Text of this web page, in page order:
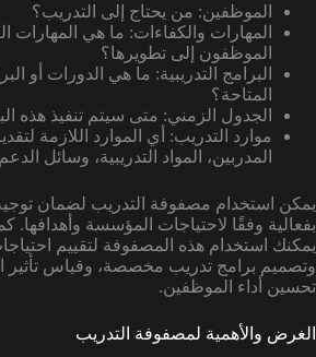
الموظفين: من يحتاج إلى التدريب؟
المهارات والكفاءات: ما هي المهارات
الموظفون إلى تطويرها؟
البرامج التدريبية: ما هي الدورات أو
المتاحة؟
الجدول الزمني: متى سيتم تنفيذ هذه
موارد التدريب: أي الموارد اللازمة
المدربين، المواد التدريبية، وسائل
يمكن استخدام مصفوفة التدريب لضمان
بفعالية وفقًا لاحتياجات المؤسسة وأهدافها.
يمكنك استخدام هذه المصفوفة لتقييم
وتصميم برامج تدريب مخصصة، وقياس تأثير
تحسين أداء الموظفين.
الغرض والأهمية لمصفوفة التدريب